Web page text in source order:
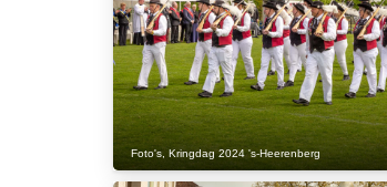
Foto's, Kringdag 2024 's-Heerenberg